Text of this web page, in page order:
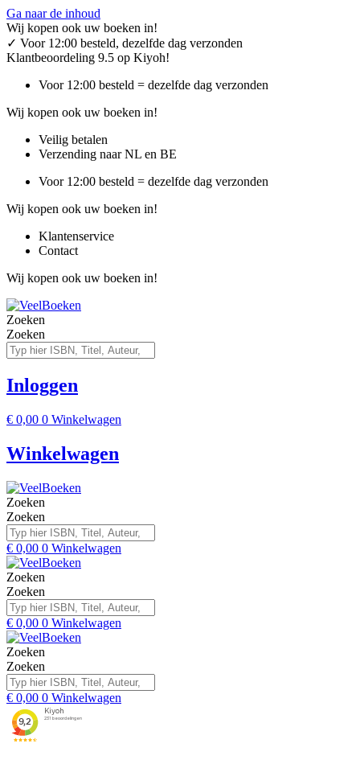
Ga naar de inhoud
Wij kopen ook uw boeken in!
✓ Voor 12:00 besteld, dezelfde dag verzonden
Klantbeoordeling 9.5 op Kiyoh!
Voor 12:00 besteld = dezelfde dag verzonden
Wij kopen ook uw boeken in!
Veilig betalen
Verzending naar NL en BE
Voor 12:00 besteld = dezelfde dag verzonden
Wij kopen ook uw boeken in!
Klantenservice
Contact
Wij kopen ook uw boeken in!
Zoeken
Zoeken
Inloggen
€ 0,00 0 Winkelwagen
Winkelwagen
Zoeken
Zoeken
€ 0,00 0 Winkelwagen
Zoeken
Zoeken
€ 0,00 0 Winkelwagen
Zoeken
Zoeken
€ 0,00 0 Winkelwagen